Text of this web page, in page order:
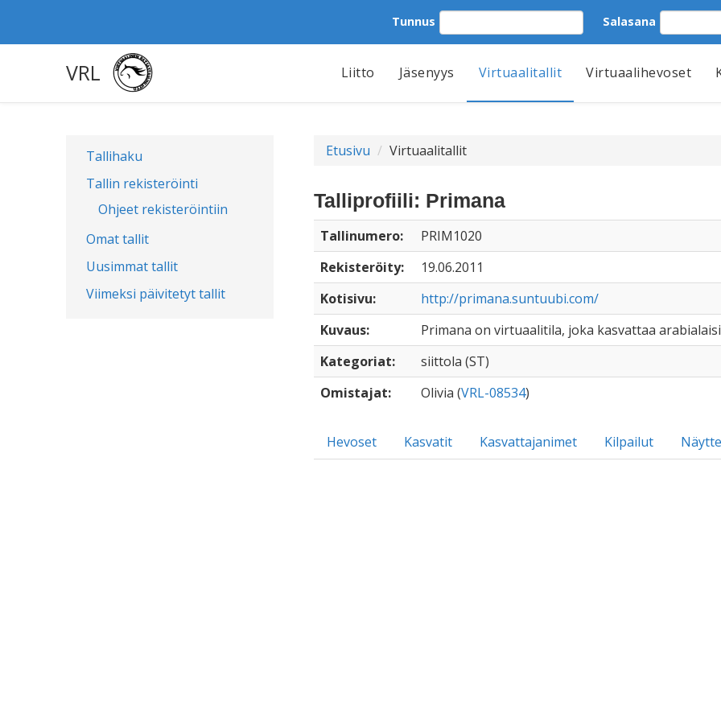
Tunnus Salasana
VRL Liitto Jäsenyys Virtuaalitallit Virtuaalihevoset
Tallihaku
Tallin rekisteröinti
Ohjeet rekisteröintiin
Omat tallit
Uusimmat tallit
Viimeksi päivitetyt tallit
Etusivu Virtuaalitallit
Talliprofiili: Primana
Tallinumero:
PRIM1020
Rekisteröity:
19.06.2011
Kotisivu:
http://primana.suntuubi.com/
Kuvaus:
Primana on virtuaalitila, joka kasvattaa
Kategoriat:
siittola (ST)
Omistajat:
Olivia (VRL-08534)
Hevoset Kasvatit Kasvattajanimet Kilpailut